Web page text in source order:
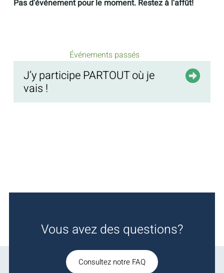
Pas d'événement pour le moment. Restez à l'affût!
Événements passés
J’y participe PARTOUT où je
vais !
Vous avez des questions?
Consultez notre FAQ